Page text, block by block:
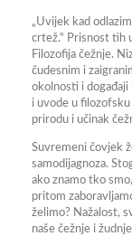
„Uvijek kad
crtež.“ Prisnost tih
Filozofija čežnje.
čudesnim i
okolnosti i događaji
i uvode u
prirodu i učinak
Suvremeni čovjek
samodijagnoza.
ako znamo tko
pritom
želimo? Nažalost,
naše čežnje i